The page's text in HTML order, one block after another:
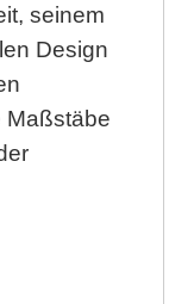
seinem
Design
Maßstäbe